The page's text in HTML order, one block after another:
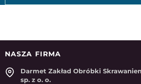
NASZA FIRMA
Darmet Zakład Obróbki
sp. z o. o.